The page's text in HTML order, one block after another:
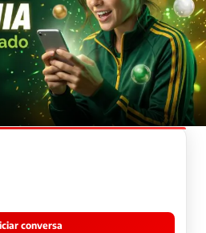
conversa